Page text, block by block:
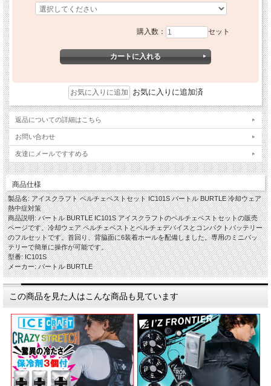
購入数： セット
お気に入りに追加済
返品についての詳細はこちら
お問い合わせ
友達にメールですすめる
商品仕様
製品名: アイスクラフト ペルチェベストセット IC101S バートル BURTLE 冷却ウェア
熱中症対策
商品説明: バートル BURTLE IC101S アイスクラフトのペルチェベストセットの販売
ページです。冷却ウェア ペルチェベストとペルチェデバイスとコンパクトバッテリー
のフルセットです。首回り、背脇面に6装着ホールを配備しました。専用のミニバッ
テリーで簡単に操作が可能です。
型番: IC101S
メーカー: バートル BURTLE
この商品を見た人はこんな商品も見ています